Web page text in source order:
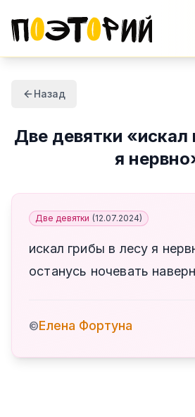
Назад
Две девятки «искал
я нервно
Две девятки (12.07.2024)
искал грибы в лесу я
останусь ночевать
©Елена Фортуна